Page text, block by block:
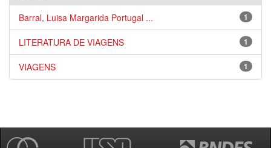
1
Barral, Luisa Margarida Portugal ...
1
LITERATURA DE VIAGENS
1
VIAGENS